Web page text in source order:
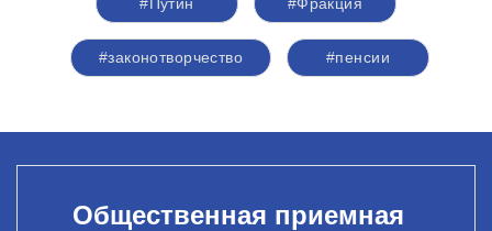
#законотворчество #пенсии
Общественная приемная